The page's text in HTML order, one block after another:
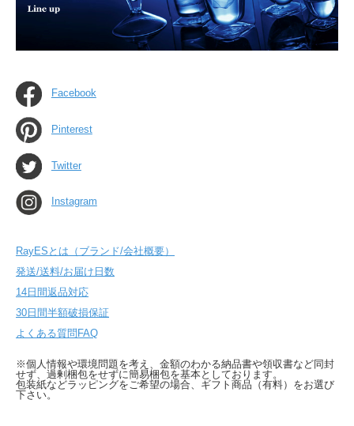
Facebook
Pinterest
Twitter
Instagram
RayESとは（ブランド/会社概要）
発送/送料/お届け日数
14日間返品対応
30日間半額破損保証
よくある質問FAQ
※個人情報や環境問題を考え、金額のわかる納品書や領収書など同封
せず、過剰梱包をせずに簡易梱包を基本としております。
包装紙などラッピングをご希望の場合、ギフト商品（有料）をお選び
下さい。